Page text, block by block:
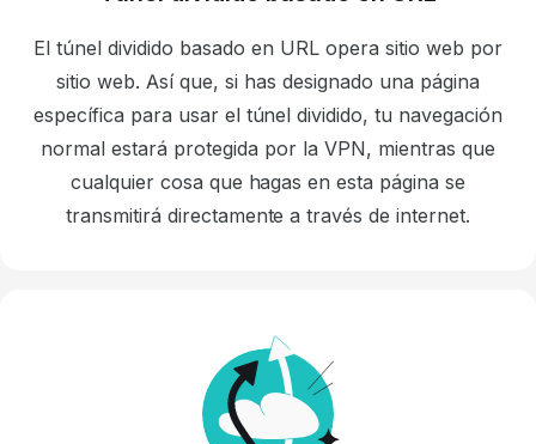
El túnel dividido basado en URL opera sitio web por
sitio web. Así que, si has designado una página
específica para usar el túnel dividido, tu navegación
normal estará protegida por la VPN, mientras que
cualquier cosa que hagas en esta página se
transmitirá directamente a través de internet.